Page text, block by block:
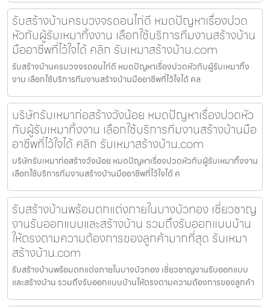
รับสร้างบ้านครบวงจรดอนไก่ดี หมดปัญหาเรื่องปวด
หัวกับผู้รับเหมาทิ้งงาน เลือกใช้บริการทีมงานสร้างบ้าน
มืออาชีพที่ไว้ใจได้ คลิก รับเหมาสร้างบ้าน.com
รับสร้างบ้านครบวงจรดอนไก่ดี หมดปัญหาเรื่องปวดหัวกับผู้รับเหมาทิ้ง
งาน เลือกใช้บริการทีมงานสร้างบ้านมืออาชีพที่ไว้ใจได้ คล
บริษัทรับเหมาก่อสร้างวังน้อย หมดปัญหาเรื่องปวดหัว
กับผู้รับเหมาทิ้งงาน เลือกใช้บริการทีมงานสร้างบ้านมือ
อาชีพที่ไว้ใจได้ คลิก รับเหมาสร้างบ้าน.com
บริษัทรับเหมาก่อสร้างวังน้อย หมดปัญหาเรื่องปวดหัวกับผู้รับเหมาทิ้งงาน
เลือกใช้บริการทีมงานสร้างบ้านมืออาชีพที่ไว้ใจได้ ค
รับสร้างบ้านพร้อมตกแต่งภายในบางบัวทอง เชี่ยวชาญ
งานรับออกแบบและสร้างบ้าน รวมถึงรับออกแบบบ้าน
ให้ตรงตามความต้องการของลูกค้ามากที่สุด รับเหมา
สร้างบ้าน.com
รับสร้างบ้านพร้อมตกแต่งภายในบางบัวทอง เชี่ยวชาญงานรับออกแบบ
และสร้างบ้าน รวมถึงรับออกแบบบ้านให้ตรงตามความต้องการของลูกค้า